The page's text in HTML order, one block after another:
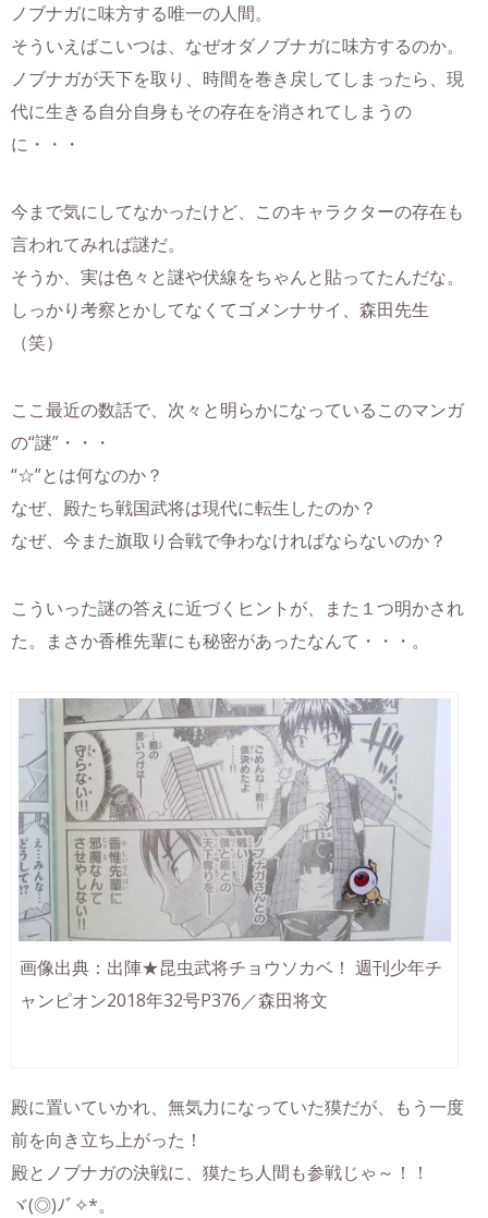
ノブナガに味方する唯一の人間。
そういえばこいつは、なぜオダノブナガに味方するのか。
ノブナガが天下を取り、時間を巻き戻してしまったら、現
代に生きる自分自身もその存在を消されてしまうの
に・・・
今まで気にしてなかったけど、このキャラクターの存在も
言われてみれば謎だ。
そうか、実は色々と謎や伏線をちゃんと貼ってたんだな。
しっかり考察とかしてなくてゴメンナサイ、森田先生
（笑）
ここ最近の数話で、次々と明らかになっているこのマンガ
の“謎”・・・
“☆”とは何なのか？
なぜ、殿たち戦国武将は現代に転生したのか？
なぜ、今また旗取り合戦で争わなければならないのか？
こういった謎の答えに近づくヒントが、また１つ明かされ
た。まさか香椎先輩にも秘密があったなんて・・・。
画像出典：出陣★昆虫武将チョウソカベ！ 週刊少年チ
ャンピオン2018年32号P376／森田将文
殿に置いていかれ、無気力になっていた獏だが、もう一度
前を向き立ち上がった！
殿とノブナガの決戦に、獏たち人間も参戦じゃ～！！
ヾ(◎)ﾉﾞ✧*。